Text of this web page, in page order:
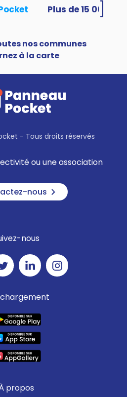
nos communes
à la carte
- Tous droits réservés
ou une association
nous
nous
propos